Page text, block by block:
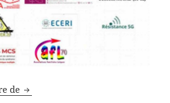
de L’ANSES est-elle credible ?